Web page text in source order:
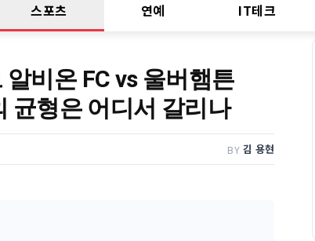
스포츠 연예 IT테크
알비온 FC vs 울버햄튼
균형은 어디서 갈리나
BY 김 용현